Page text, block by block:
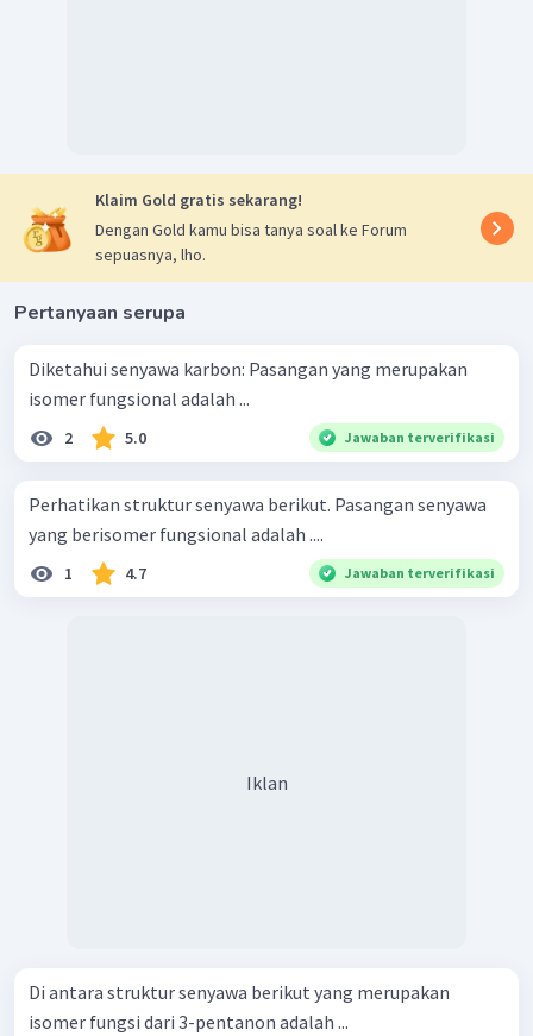
Klaim Gold gratis sekarang!
Dengan Gold kamu bisa tanya soal ke Forum
sepuasnya, lho.
Pertanyaan serupa
Diketahui senyawa karbon: Pasangan yang merupakan
isomer fungsional adalah ...
2 5.0 Jawaban terverifikasi
Perhatikan struktur senyawa berikut. Pasangan senyawa
yang berisomer fungsional adalah ....
1 4.7 Jawaban terverifikasi
Iklan
Di antara struktur senyawa berikut yang merupakan
isomer fungsi dari 3-pentanon adalah ...